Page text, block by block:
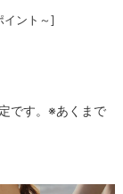
イント～]
です。※あくまで